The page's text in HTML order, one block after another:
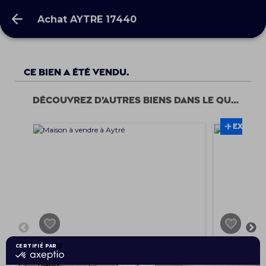
Achat AYTRE 17440
Achat AYTRE 17440
Ce bien a été vendu.
Découvrez d’autres biens dans le quartier